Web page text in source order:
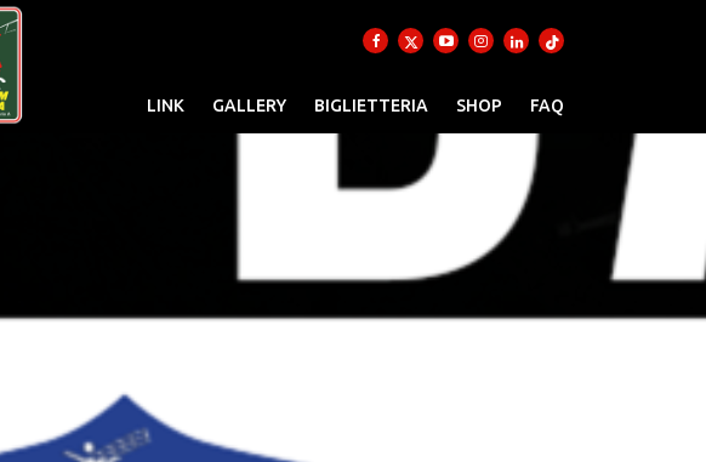
LINK GALLERY BIGLIETTERIA SHOP FAQ